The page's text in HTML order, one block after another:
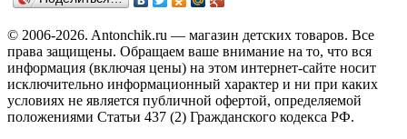
© 2006-2026. Antonchik.ru — магазин детских товаров. Все
права защищены. Обращаем ваше внимание на то, что вся
информация (включая цены) на этом интернет-сайте носит
исключительно информационный характер и ни при каких
условиях не является публичной офертой, определяемой
положениями Статьи 437 (2) Гражданского кодекса РФ.